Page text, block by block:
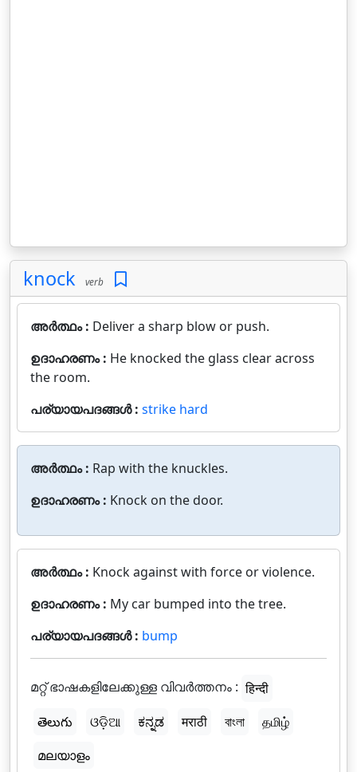
knock verb
അർത്ഥം : Deliver a sharp blow or push.
ഉദാഹരണം : He knocked the glass clear across
the room.
പര്യായപദങ്ങൾ : strike hard
അർത്ഥം : Rap with the knuckles.
ഉദാഹരണം : Knock on the door.
അർത്ഥം : Knock against with force or violence.
ഉദാഹരണം : My car bumped into the tree.
പര്യായപദങ്ങൾ : bump
മറ്റ് ഭാഷകളിലേക്കുള്ള വിവർത്തനം : हिन्दी
తెలుగు
ଓଡ଼ିଆ ಕನ್ನಡ मराठी বাংলা
தமிழ்
മലയാളം